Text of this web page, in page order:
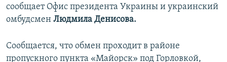
сообщает Офис президента Украины и украинский
омбудсмен Людмила Денисова.
Сообщается, что обмен проходит в районе
пропускного пункта «Майорск» под Горловкой,